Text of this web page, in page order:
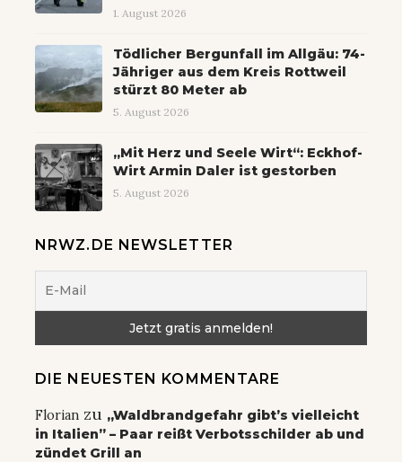
1. August 2026
Tödlicher Bergunfall im Allgäu: 74-
Jähriger aus dem Kreis Rottweil
stürzt 80 Meter ab
5. August 2026
„Mit Herz und Seele Wirt“: Eckhof-
Wirt Armin Daler ist gestorben
5. August 2026
NRWZ.DE NEWSLETTER
DIE NEUESTEN KOMMENTARE
Florian zu „Waldbrandgefahr gibt’s vielleicht
in Italien” – Paar reißt Verbotsschilder ab und
zündet Grill an